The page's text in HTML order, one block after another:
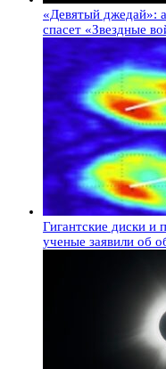
«Девятый джедай»:
спасет «Звездные
Гигантские диски и
ученые заявили об